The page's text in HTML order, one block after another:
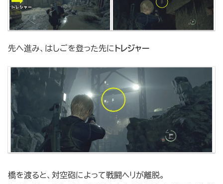
先へ進み、はしごを登った先に トレジャー
橋を渡ると、対空砲によって戦闘ヘリが離脱。